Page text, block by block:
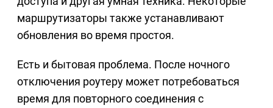
маршрутизаторы также устанавливают
обновления во время простоя.
Есть и бытовая проблема. После ночного
отключения роутеру может потребоваться
время для повторного соединения с